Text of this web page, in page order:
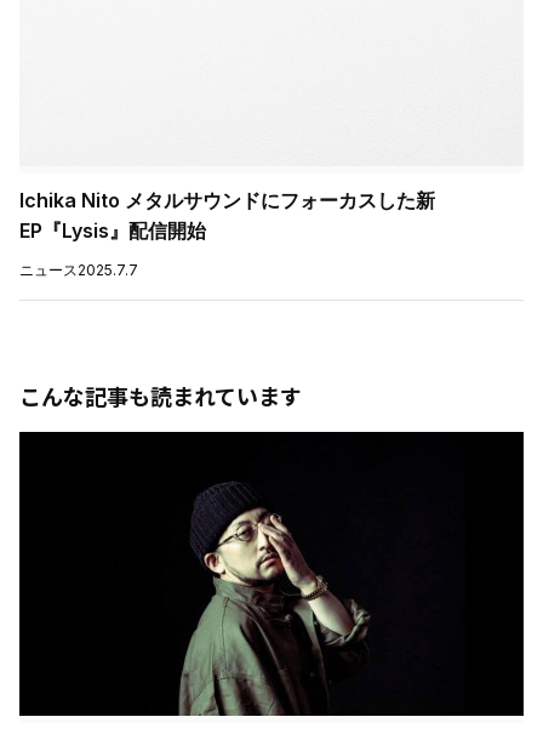
Ichika Nito メタルサウンドにフォーカスした新
EP『Lysis』配信開始
ニュース2025.7.7
こんな記事も読まれています